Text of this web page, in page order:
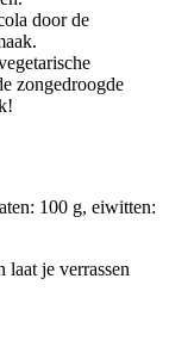
door de
zongedroogde
100 g, eiwitten:
laat je verrassen